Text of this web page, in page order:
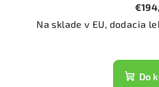
Na sklade v EU, dodacia
Do